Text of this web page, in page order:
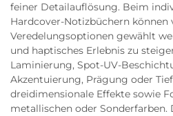
feiner Detailauflösung. Beim
Hardcover-Notizbüchern können
Veredelungsoptionen gewählt
und haptisches Erlebnis zu
Laminierung, Spot-UV-
Akzentuierung, Prägung oder
dreidimensionale Effekte sowie
metallischen oder Sonderfarben.